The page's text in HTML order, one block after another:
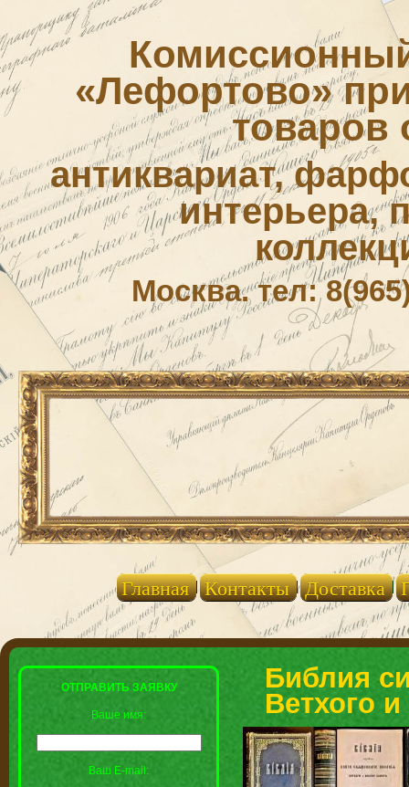
«Лефортово»
товаров
антиквариат,
интерьера,
Москва. тел:
Главная Контакты Доставка
ОТПРАВИТЬ ЗАЯВКУ
Ваше имя:
Ваш E-mail:
Библия
Ветхого